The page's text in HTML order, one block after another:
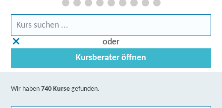
oder
Kursberater öffnen
Wir haben740 Kurse gefunden.